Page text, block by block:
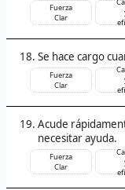
Fuerza
Clar
Se hace cargo
Fuerza
Clar
Acude
necesitar ayuda.
Fuerza
Clar